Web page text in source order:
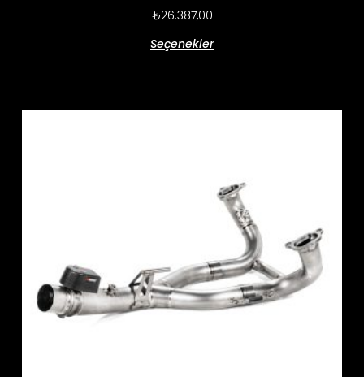
₺26.387,00
Seçenekler